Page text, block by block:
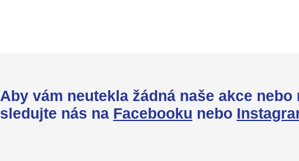
Aby vám neutekla žádná naše akce nebo
sledujte nás na Facebooku nebo